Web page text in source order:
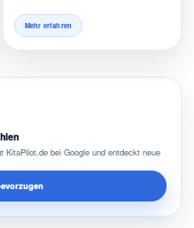
Mehr erfahren
KitaPilot.de bei Google und entdeckt neue